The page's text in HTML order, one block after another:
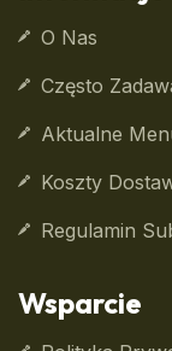
O Nas
Często
Aktualne
Koszty
Regulamin
Wsparcie